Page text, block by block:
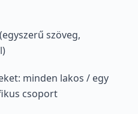
szöveg,
minden lakos / egy
csoport